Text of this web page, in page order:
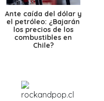
Ante caída del dólar y
el petróleo: ¿Bajarán
los precios de los
combustibles en
Chile?